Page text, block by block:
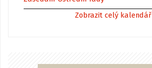
Zobrazit celý kalendář